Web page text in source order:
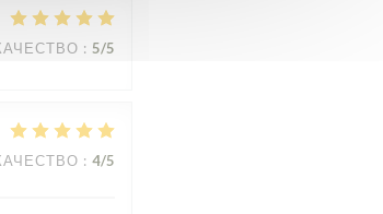
: 5/5
: 4/5